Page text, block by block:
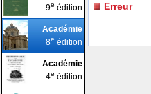
9e édition
Académie
8e édition
Académie
4e édition
Erreur